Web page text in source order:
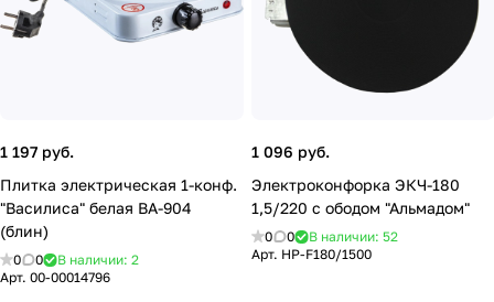
1 197 руб.
Плитка электрическая 1-конф.
"Василиса" белая ВА-904
(блин)
0 0
В наличии: 2
Арт. 00-00014796
1 096 руб.
Электроконфорка ЭКЧ-180
1,5/220 c ободом "Альмадом"
0 0
В наличии: 52
Арт. HP-F180/1500